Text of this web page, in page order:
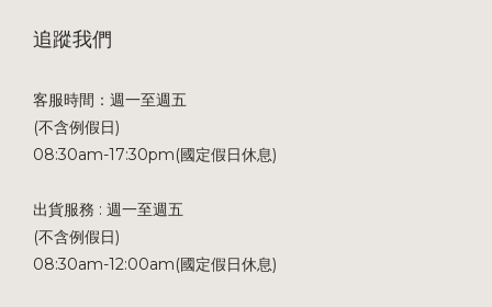
追蹤我們
客服時間：週一至週五
(不含例假日)
08:30am-17:30pm(國定假日休息)
出貨服務 : 週一至週五
(不含例假日)
08:30am-12:00am(國定假日休息)